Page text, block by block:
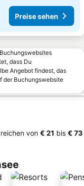
Preise sehen
dass Du
Angebot findest, das
der Buchungswebsite
von ‎€ 21 bis ‎€ 73